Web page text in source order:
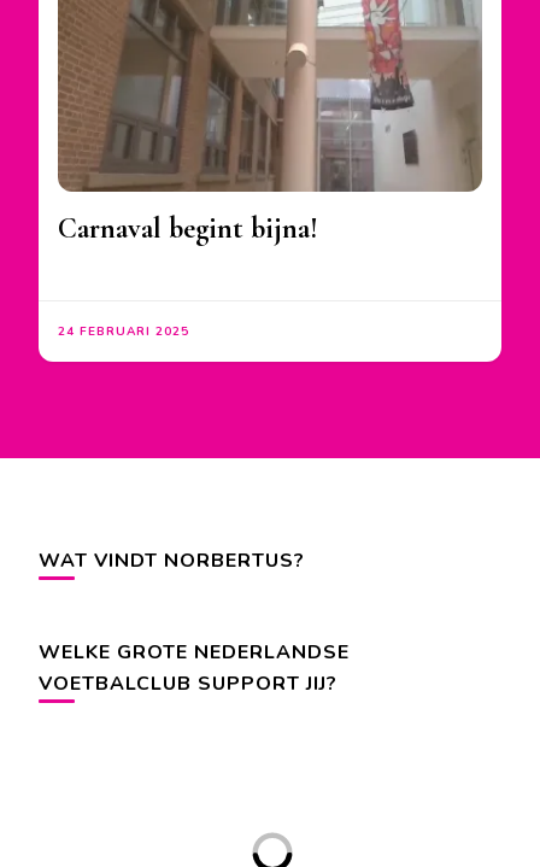
Carnaval begint bijna!
24 FEBRUARI 2025
WAT VINDT NORBERTUS?
WELKE GROTE NEDERLANDSE
VOETBALCLUB SUPPORT JIJ?